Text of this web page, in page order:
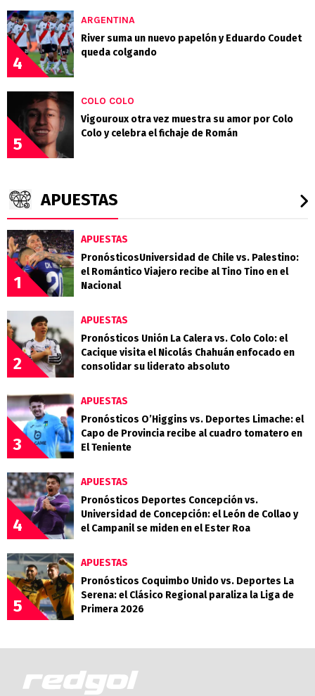
4
ARGENTINA
River suma un nuevo papelón y Eduardo Coudet
queda colgando
5
COLO COLO
Vigouroux otra vez muestra su amor por Colo
Colo y celebra el fichaje de Román
APUESTAS
1
APUESTAS
PronósticosUniversidad de Chile vs. Palestino:
el Romántico Viajero recibe al Tino Tino en el
Nacional
2
APUESTAS
Pronósticos Unión La Calera vs. Colo Colo: el
Cacique visita el Nicolás Chahuán enfocado en
consolidar su liderato absoluto
3
APUESTAS
Pronósticos O’Higgins vs. Deportes Limache: el
Capo de Provincia recibe al cuadro tomatero en
El Teniente
4
APUESTAS
Pronósticos Deportes Concepción vs.
Universidad de Concepción: el León de Collao y
el Campanil se miden en el Ester Roa
5
APUESTAS
Pronósticos Coquimbo Unido vs. Deportes La
Serena: el Clásico Regional paraliza la Liga de
Primera 2026